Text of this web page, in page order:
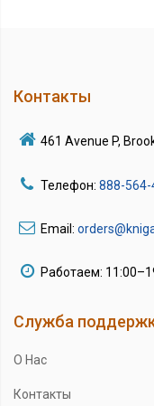
Контакты
461 Avenue P,
Телефон: 888-564-
Email:
Работаем:
Служба
О Нас
Контакты